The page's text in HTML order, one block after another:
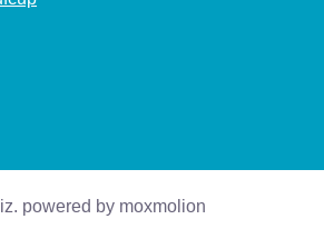
powered by moxmolion